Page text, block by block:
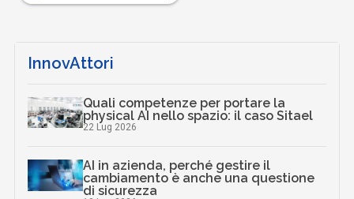
InnovAttori
Quali competenze per portare la
physical AI nello spazio: il caso Sitael
22 Lug 2026
AI in azienda, perché gestire il
cambiamento è anche una questione
di sicurezza